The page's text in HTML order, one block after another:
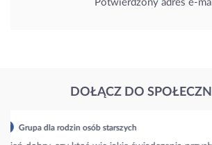
Potwierdzony adres e-
DOŁĄCZ DO
Grupa dla rodzin osób starszych